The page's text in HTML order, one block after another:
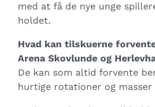
med at få de nye unge
holdet.
Hvad kan tilskuerne
Arena Skovlunde og
De kan som altid forvente
hurtige rotationer og masser